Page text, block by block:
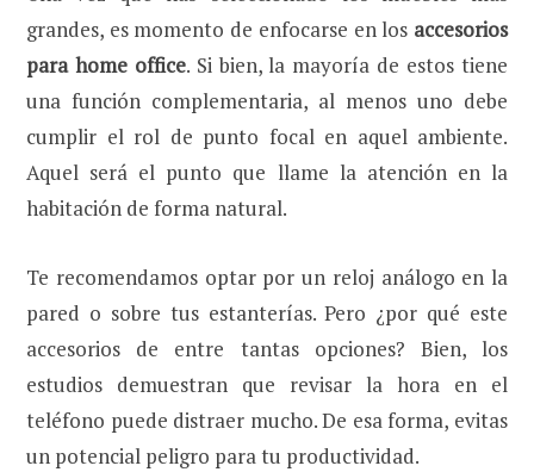
grandes, es momento de enfocarse en los accesorios
para home office. Si bien, la mayoría de estos tiene
una función complementaria, al menos uno debe
cumplir el rol de punto focal en aquel ambiente.
Aquel será el punto que llame la atención en la
habitación de forma natural.
Te recomendamos optar por un reloj análogo en la
pared o sobre tus estanterías. Pero ¿por qué este
accesorios de entre tantas opciones? Bien, los
estudios demuestran que revisar la hora en el
teléfono puede distraer mucho. De esa forma, evitas
un potencial peligro para tu productividad.